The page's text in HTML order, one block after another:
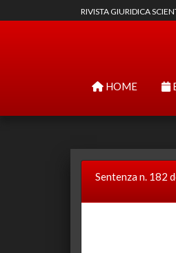
RIVISTA GIURIDICA
HOME
Sentenza n. 182